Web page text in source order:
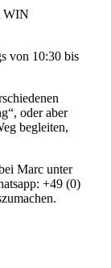
WIN
von 10:30 bis
oder aber
begleiten,
Marc unter
+49 (0)